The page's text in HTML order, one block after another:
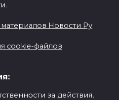
Новости Ру
cookie-файлов
за действия,